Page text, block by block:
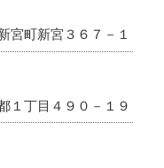
宮町新宮３６７－１
１丁目４９０－１９